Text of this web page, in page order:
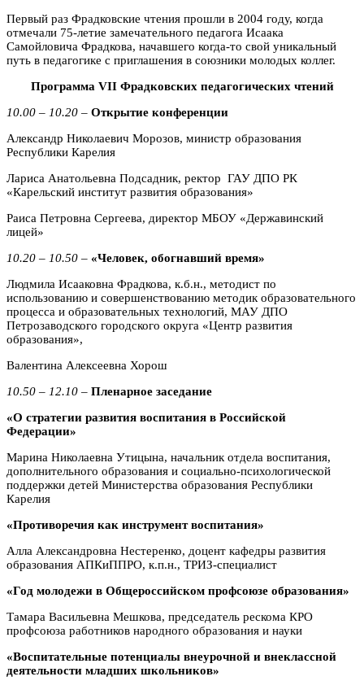
Первый раз Фрадковские чтения прошли в 2004 году, когда
отмечали 75-летие замечательного педагога Исаака
Самойловича Фрадкова, начавшего когда-то свой уникальный
путь в педагогике с приглашения в союзники молодых коллег.
Программа VII Фрадковских педагогических чтений
10.00 – 10.20 – Открытие конференции
Александр Николаевич Морозов, министр образования
Республики Карелия
Лариса Анатольевна Подсадник, ректор ГАУ ДПО РК
«Карельский институт развития образования»
Раиса Петровна Сергеева, директор МБОУ «Державинский
лицей»
10.20 – 10.50 – «Человек, обогнавший время»
Людмила Исааковна Фрадкова, к.б.н., методист по
использованию и совершенствованию методик образовательного
процесса и образовательных технологий, МАУ ДПО
Петрозаводского городского округа «Центр развития
образования»,
Валентина Алексеевна Хорош
10.50 – 12.10 – Пленарное заседание
«О стратегии развития воспитания в Российской
Федерации»
Марина Николаевна Утицына, начальник отдела воспитания,
дополнительного образования и социально-психологической
поддержки детей Министерства образования Республики
Карелия
«Противоречия как инструмент воспитания»
Алла Александровна Нестеренко, доцент кафедры развития
образования АПКиППРО, к.п.н., ТРИЗ-специалист
«Год молодежи в Общероссийском профсоюзе образования»
Тамара Васильевна Мешкова, председатель рескома КРО
профсоюза работников народного образования и науки
«Воспитательные потенциалы внеурочной и внеклассной
деятельности младших школьников»